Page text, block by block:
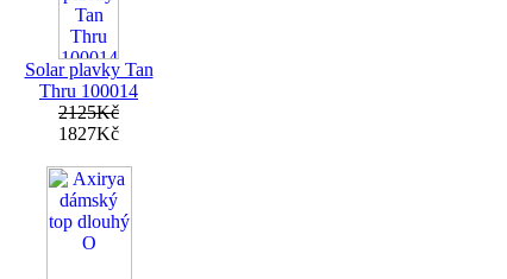
Solar plavky Tan
Thru 100014
2125Kč
1827Kč